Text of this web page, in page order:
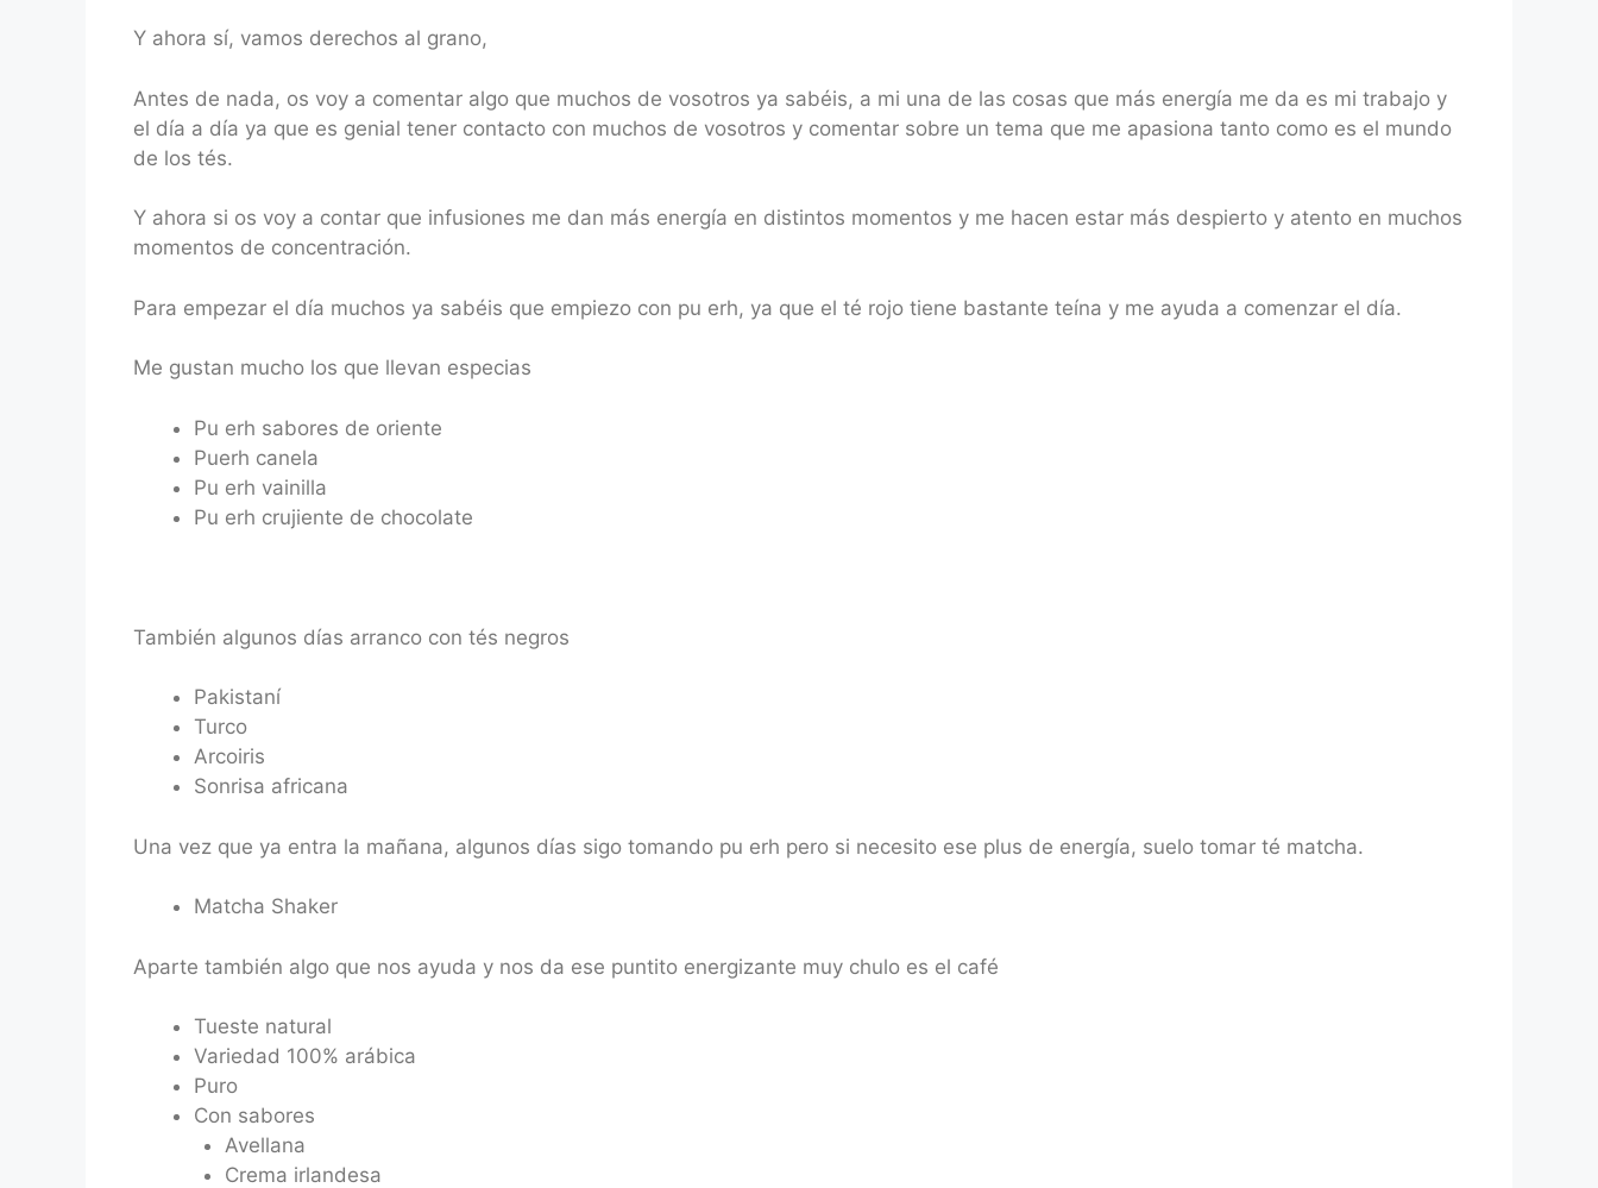
Y ahora sí, vamos derechos al grano,
Antes de nada, os voy a comentar algo que muchos de vosotros ya sabéis, a mi una de las cosas que más energía me da es mi trabajo y
el día a día ya que es genial tener contacto con muchos de vosotros y comentar sobre un tema que me apasiona tanto como es el mundo
de los tés.
Y ahora si os voy a contar que infusiones me dan más energía en distintos momentos y me hacen estar más despierto y atento en muchos
momentos de concentración.
Para empezar el día muchos ya sabéis que empiezo con pu erh, ya que el té rojo tiene bastante teína y me ayuda a comenzar el día.
Me gustan mucho los que llevan especias
Pu erh sabores de oriente
Puerh canela
Pu erh vainilla
Pu erh crujiente de chocolate
También algunos días arranco con tés negros
Pakistaní
Turco
Arcoiris
Sonrisa africana
Una vez que ya entra la mañana, algunos días sigo tomando pu erh pero si necesito ese plus de energía, suelo tomar té matcha.
Matcha Shaker
Aparte también algo que nos ayuda y nos da ese puntito energizante muy chulo es el café
Tueste natural
Variedad 100% arábica
Puro
Con sabores
Avellana
Crema irlandesa